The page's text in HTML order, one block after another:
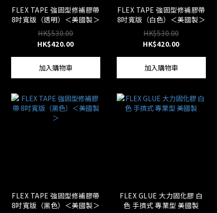
FLEX TAPE 強固型修補膠帶
8吋寬版（透明）＜美國製＞
HK$530.00
HK$420.00
加入購物車
FLEX TAPE 強固型修補膠帶
8吋寬版（白色）＜美國製＞
HK$530.00
HK$420.00
加入購物車
FLEX TAPE 強固型修補膠帶
8吋寬版（黑色）＜美國製＞
FLEX GLUE 大力固化膠 白
色 手擠式 專業型 美國製